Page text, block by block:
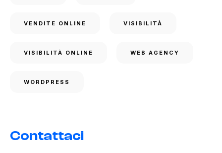
VENDITE ONLINE VISIBILITÀ
VISIBILITÀ ONLINE WEB AGENCY
WORDPRESS
Contattaci